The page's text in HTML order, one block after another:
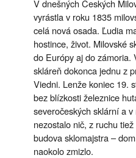
V dnešných Českých
vyrástla v roku 1835
celá nová osada. Ľudia
hostince, život. Milovské
do Európy aj do zámoria.
skláreň dokonca jednu z
Viedni. Lenže koniec 19.
bez blízkosti železnice
severočeských sklární a
nezostalo nič, z ruchu
budova sklomajstra –
naokolo zmizlo.